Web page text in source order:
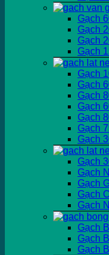
Gạch
Gạch
Gạch
Gạch
Gạch
Gạch
Gạch
Gạch
Gạch
Gạch
Gạch
Gạch
Gạch
Gạch
Gạch
Gạch
Gạch
Gạch
Gạch